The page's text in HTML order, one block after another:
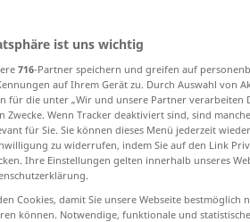
Unmenge, Unmassen
tonweight
ist uns wichtig
716-Partner speichern und greifen auf
auf Ihrem Gerät zu. Durch Auswahl von
für die unter „Wir und unsere Partner verarbeiten
Zwecke. Wenn Tracker deaktiviert sind, sind
für Sie. Sie können dieses Menü jederzeit
zu widerrufen, indem Sie auf den Link
Ihre Einstellungen gelten innerhalb unseres
Cookies, damit Sie unsere Webseite bestmöglich
können. Notwendige, funktionale und